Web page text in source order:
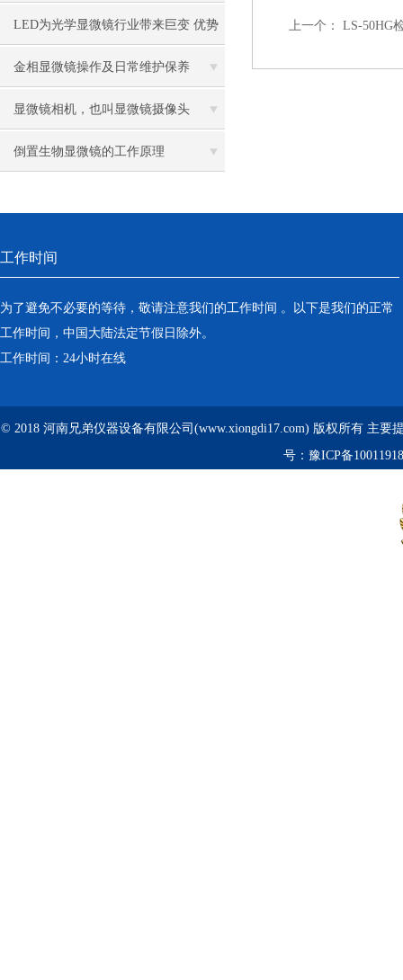
控制中的作用
LED为光学显微镜行业带来巨变 优势
比传统卤素更明显
金相显微镜操作及日常维护保养
显微镜相机，也叫显微镜摄像头
倒置生物显微镜的工作原理
上一个： LS-50HG
工作时间
为了避免不必要的等待，敬请注意我们的工作时间 。以下是我们的正常
工作时间，中国大陆法定节假日除外。
工作时间：24小时在线
© 2018 河南兄弟仪器设备有限公司(www.xiongdi17.com) 版权所有 主要
号： 豫ICP备